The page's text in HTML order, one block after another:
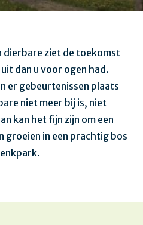
dierbare ziet de toekomst
dan u voor ogen had.
er gebeurtenissen plaats
niet meer bij is, niet
kan het fijn zijn om een
groeien in een prachtig bos